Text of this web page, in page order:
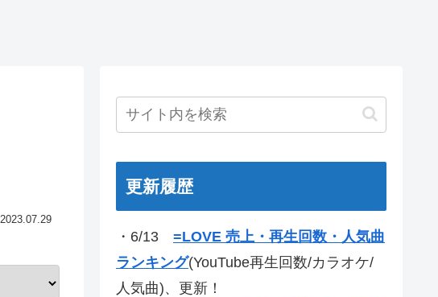
2023.07.29
更新履歴
・6/13 =LOVE 売上・再生回数・人気曲
ランキング(YouTube再生回数/カラオケ/
人気曲)、更新！